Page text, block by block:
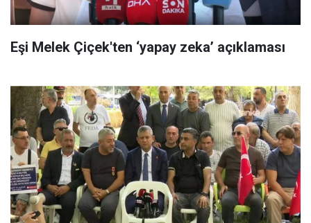
Eşi Melek Çiçek'ten ‘yapay zeka’ açıklaması